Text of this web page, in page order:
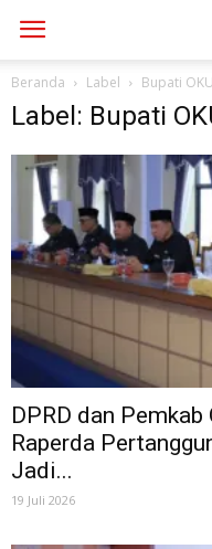
Beranda Label Bupati
Label: Bupati
DPRD dan
Raperda
Jadi...
19 Juli 2026